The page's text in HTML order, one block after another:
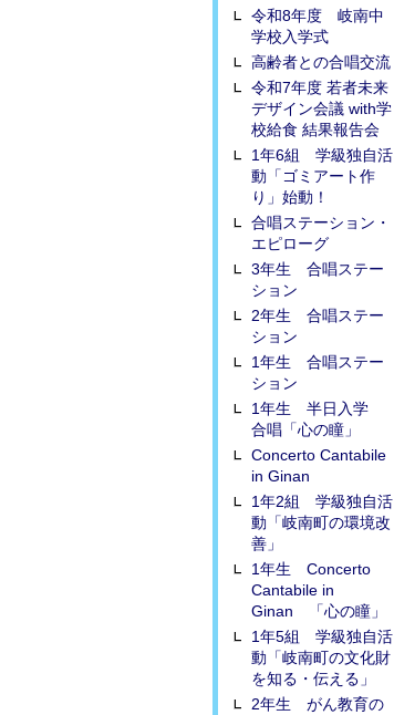
令和8年度 岐南中
学校入学式
高齢者との合唱交流
令和7年度 若者未来
デザイン会議 with学
校給食 結果報告会
1年6組 学級独自活
動「ゴミアート作
り」始動！
合唱ステーション・
エピローグ
3年生 合唱ステー
ション
2年生 合唱ステー
ション
1年生 合唱ステー
ション
1年生 半日入学
合唱「心の瞳」
Concerto Cantabile
in Ginan
1年2組 学級独自活
動「岐南町の環境改
善」
1年生 Concerto
Cantabile in
Ginan 「心の瞳」
1年5組 学級独自活
動「岐南町の文化財
を知る・伝える」
2年生 がん教育の